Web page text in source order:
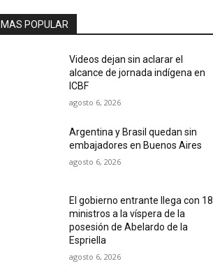
MAS POPULAR
Videos dejan sin aclarar el
alcance de jornada indígena en
ICBF
agosto 6, 2026
Argentina y Brasil quedan sin
embajadores en Buenos Aires
agosto 6, 2026
El gobierno entrante llega con 18
ministros a la víspera de la
posesión de Abelardo de la
Espriella
agosto 6, 2026